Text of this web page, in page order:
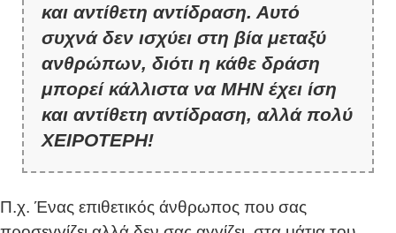
και αντίθετη αντίδραση. Αυτό
συχνά δεν ισχύει στη βία μεταξύ
ανθρώπων, διότι η κάθε δράση
μπορεί κάλλιστα να ΜΗΝ έχει ίση
και αντίθετη αντίδραση, αλλά πολύ
ΧΕΙΡΟΤΕΡΗ!
Π.χ. Ένας επιθετικός άνθρωπος που σας